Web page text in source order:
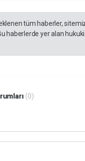
tüm haberler,
haberlerde yer alan
(0)